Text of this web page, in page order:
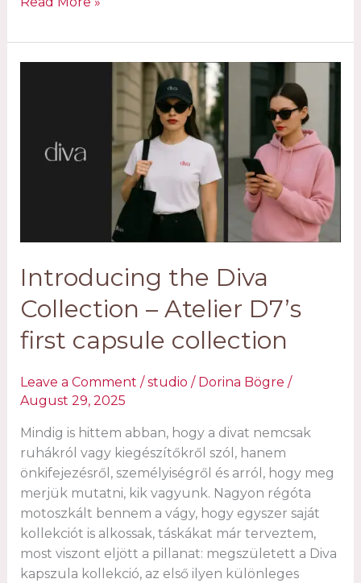
at
Atelier
Introducing the Diva
Collection – Atelier D7’s
first capsule collection
Leave a Comment /studio / Dorina Bögre /
August 29, 2025
Mindig is hittem abban, hogy a divat nemcsak
ruhákról vagy kiegészítőkről szól, hanem
önkifejezésről, személyiségről és arról, hogy meg
merjük mutatni, kik vagyunk. Nagyon régóta
motoszkált bennem a vágy, hogy egyszer saját
kollekciót is alkossak, táskákat már terveztem,
most viszont eljött a pillanat: megszületett a Diva
kapszula kollekció, az első ilyen különleges